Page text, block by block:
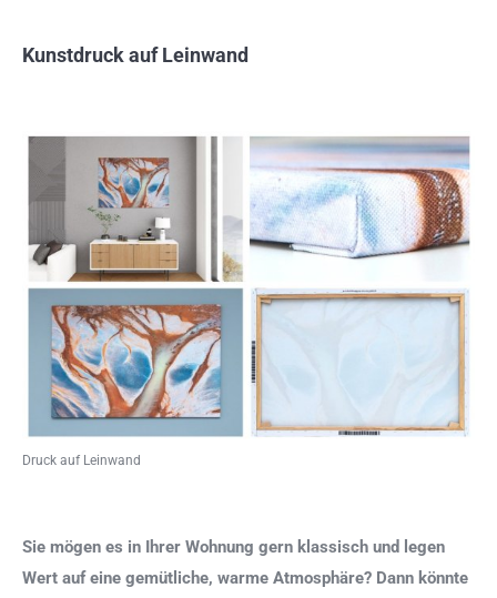
Kunstdruck auf Leinwand
Druck auf Leinwand
Sie mögen es in Ihrer Wohnung gern klassisch und legen
Wert auf eine gemütliche, warme Atmosphäre? Dann könnte